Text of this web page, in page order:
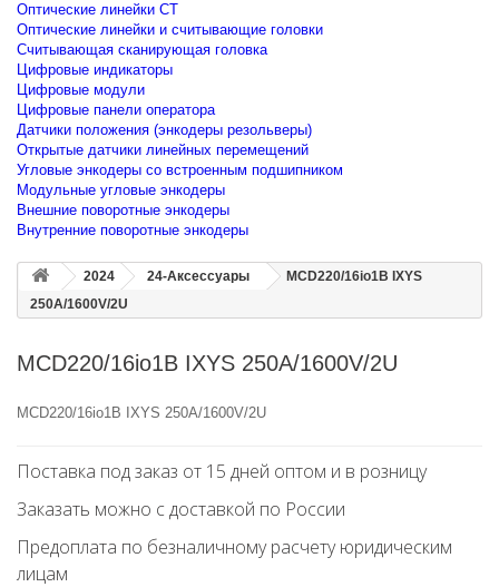
Оптические линейки CT
Оптические линейки и считывающие головки
Считывающая сканирующая головка
Цифровые индикаторы
Цифровые модули
Цифровые панели оператора
Датчики положения (энкодеры резольверы)
Открытые датчики линейных перемещений
Угловые энкодеры со встроенным подшипником
Модульные угловые энкодеры
Внешние поворотные энкодеры
Внутренние поворотные энкодеры
2024 24-Аксессуары
MCD220/16io1B IXYS
250A/1600V/2U
MCD220/16io1B IXYS 250A/1600V/2U
MCD220/16io1B IXYS 250A/1600V/2U
Поставка под заказ от 15 дней оптом и в розницу
Заказать можно с доставкой по России
Предоплата по безналичному расчету юридическим
лицам